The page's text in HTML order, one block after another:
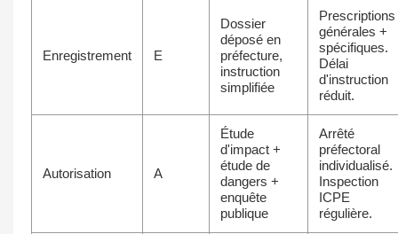
Enregistrement E
Dossier
déposé en
préfecture,
instruction
simplifiée
Prescriptions
générales +
spécifiques.
Délai
d'instruction
réduit.
Autorisation A
Étude
d'impact +
étude de
dangers +
enquête
publique
Arrêté
préfectoral
individualisé.
Inspection
ICPE
régulière.